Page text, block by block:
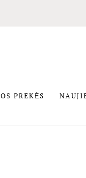
PREKĖS
PREKĖS